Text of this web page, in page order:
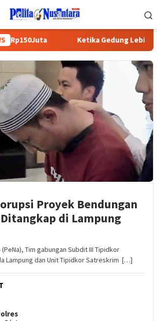
Ketika Gedung Lebih
Proyek Bendungan
di Lampung
- (PeNa), Tim gabungan Subdit III Tipidkor
Lampung dan Unit Tipidkor Satreskrim […]